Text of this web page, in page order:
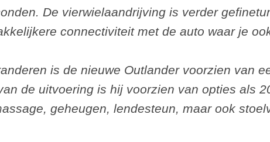
De vierwielaandrijving is verder
connectiviteit met de auto waar je
is de nieuwe Outlander voorzien van
de uitvoering is hij voorzien van opties als
geheugen, lendesteun, maar ook